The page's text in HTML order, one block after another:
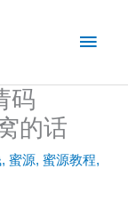
主
菜
码
的话
, 蜜源, 蜜源教程,